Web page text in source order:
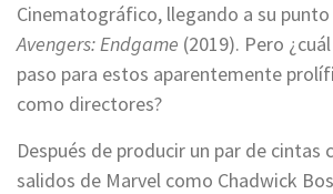
Cinematográfico, llegando a su
Avengers: Endgame (2019). Pero
paso para estos aparentemente
como directores?
Después de producir un par de cintas
salidos de Marvel como Chadwick